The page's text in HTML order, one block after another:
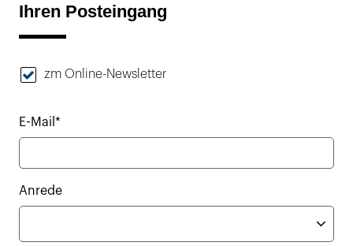
Ihren Posteingang
zm Online-Newsletter
E-Mail*
Anrede